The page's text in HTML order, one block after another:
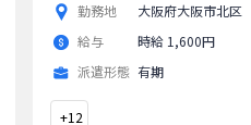
勤務地
大阪府大阪市北区
給与
時給 1,600円
派遣形態 有期
+12